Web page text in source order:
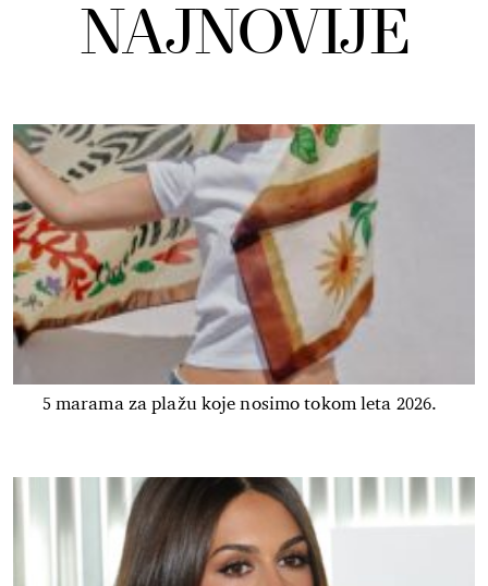
NAJNOVIJE
5 marama za plažu koje nosimo tokom leta 2026.